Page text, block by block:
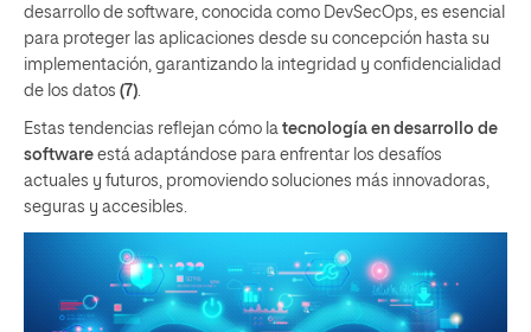
desarrollo de software, conocida como DevSecOps, es esencial
para proteger las aplicaciones desde su concepción hasta su
implementación, garantizando la integridad y confidencialidad
de los datos (7).
Estas tendencias reflejan cómo la tecnología en desarrollo de
software está adaptándose para enfrentar los desafíos
actuales y futuros, promoviendo soluciones más innovadoras,
seguras y accesibles.